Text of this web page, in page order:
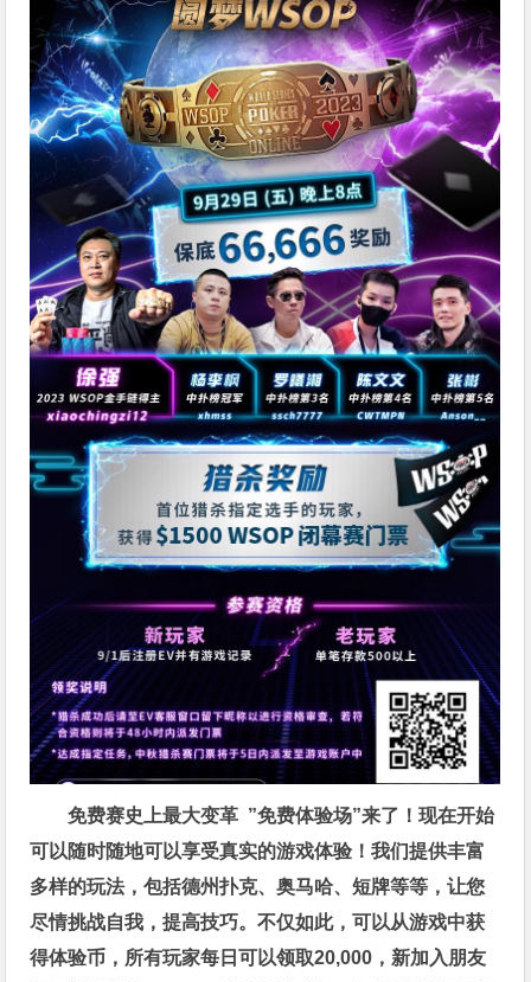
免费赛史上最大变革 ”免费体验场”来了！现在开始
可以随时随地可以享受真实的游戏体验！我们提供丰富
多样的玩法，包括德州扑克、奥马哈、短牌等等，让您
尽情挑战自我，提高技巧。不仅如此，可以从游戏中获
得体验币，所有玩家每日可以领取20,000，新加入朋友